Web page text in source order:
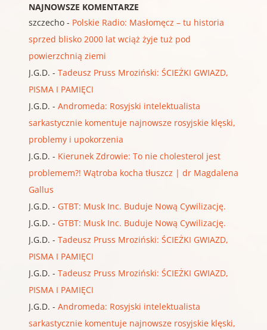
NAJNOWSZE KOMENTARZE
szczecho- Polskie Radio: Masłomęcz – tu historia
sprzed blisko 2000 lat wciąż żyje tuż pod
powierzchnią ziemi
J.G.D. - Tadeusz Pruss Mroziński: ŚCIEŻKI GWIAZD,
PISMA I PAMIĘCI
J.G.D. - Andromeda: Rosyjski intelektualista
sarkastycznie komentuje najnowsze rosyjskie klęski,
problemy i upokorzenia
J.G.D. - Kierunek Zdrowie: To nie cholesterol jest
problemem?! Wątroba kocha tłuszcz | dr Magdalena
Gallus
J.G.D. - GTBT: Musk Inc. Buduje Nową Cywilizację.
J.G.D. - GTBT: Musk Inc. Buduje Nową Cywilizację.
J.G.D. - Tadeusz Pruss Mroziński: ŚCIEŻKI GWIAZD,
PISMA I PAMIĘCI
J.G.D. - Tadeusz Pruss Mroziński: ŚCIEŻKI GWIAZD,
PISMA I PAMIĘCI
J.G.D. - Andromeda: Rosyjski intelektualista
sarkastycznie komentuje najnowsze rosyjskie klęski,